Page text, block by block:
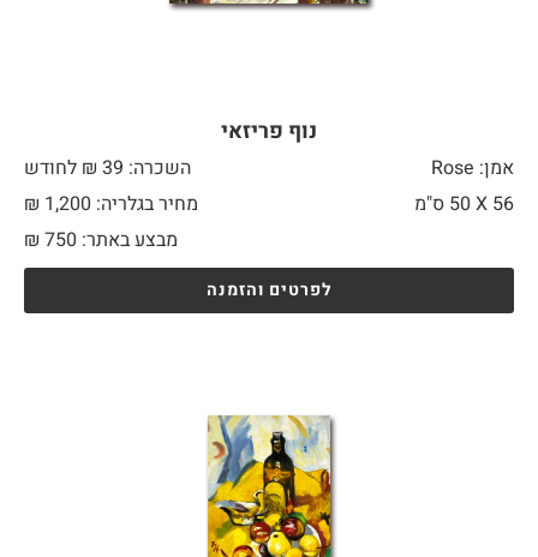
נוף פריזאי
אמן: Rose
השכרה: 39 ₪ לחודש
56 X
מחיר בגלריה: 1,200 ₪
מבצע באתר:
₪ 750
לפרטים והזמנה